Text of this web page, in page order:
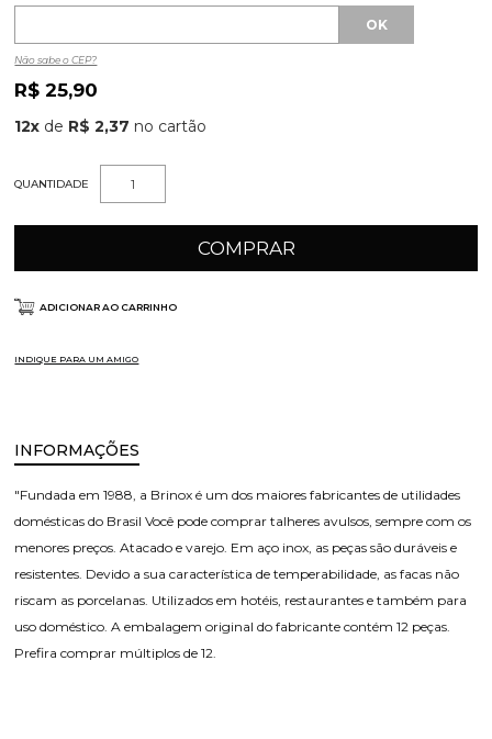
Não sabe o CEP?
R$ 25,90
12x de R$ 2,37
QUANTIDADE
COMPRAR
ADICIONAR AO CARRINHO
INDIQUE PARA UM AMIGO
INFORMAÇÕES
"Fundada em 1988, a Brinox é um dos maiores fabricantes de utilidades
domésticas do Brasil Você pode comprar talheres avulsos, sempre com os
menores preços. Atacado e varejo. Em aço inox, as peças são duráveis e
resistentes. Devido a sua característica de temperabilidade, as facas não
riscam as porcelanas. Utilizados em hotéis, restaurantes e também para
uso doméstico. A embalagem original do fabricante contém 12 peças.
Prefira comprar múltiplos de 12.